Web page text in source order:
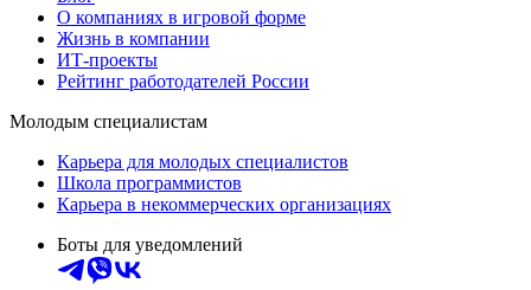
О компаниях в игровой форме
Жизнь в компании
ИТ-проекты
Рейтинг работодателей России
Молодым специалистам
Карьера для молодых специалистов
Школа программистов
Карьера в некоммерческих организациях
Боты для уведомлений